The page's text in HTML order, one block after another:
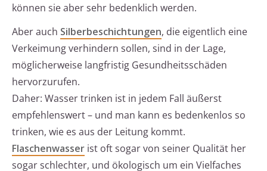
können sie aber sehr bedenklich werden.
Aber auch Silberbeschichtungen, die eigentlich eine
Verkeimung verhindern sollen, sind in der Lage,
möglicherweise langfristig Gesundheitsschäden
hervorzurufen.
Daher: Wasser trinken ist in jedem Fall äußerst
empfehlenswert – und man kann es bedenkenlos so
trinken, wie es aus der Leitung kommt.
Flaschenwasser ist oft sogar von seiner Qualität her
sogar schlechter, und ökologisch um ein Vielfaches